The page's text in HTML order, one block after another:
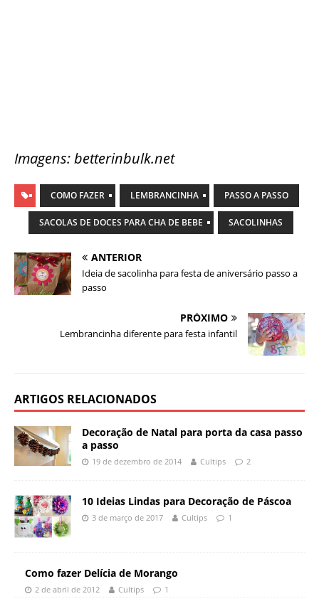
Imagens: betterinbulk.net
COMO FAZER LEMBRANCINHA PASSO A PASSO
SACOLAS DE DOCES PARA CHA DE BEBE SACOLINHAS
ANTERIOR
Ideia de sacolinha para festa de aniversário passo a
passo
PRÓXIMO
Lembrancinha diferente para festa infantil
ARTIGOS RELACIONADOS
Decoração de Natal para porta da casa passo
a passo
19 de dezembro de 2014 Cultips 2
10 Ideias Lindas para Decoração de Páscoa
3 de março de 2017 Cultips 1
Como fazer Delícia de Morango
2 de abril de 2012 Cultips 1